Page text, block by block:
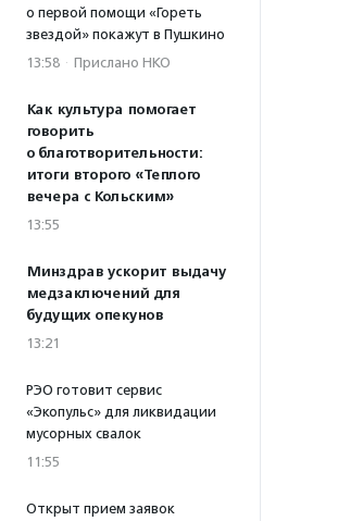
о первой помощи «Гореть
звездой» покажут в Пушкино
13:58 · Прислано НКО
Как культура помогает
говорить
о благотворительности:
итоги второго «Теплого
вечера с Кольским»
13:55
Минздрав ускорит выдачу
медзаключений для
будущих опекунов
13:21
РЭО готовит сервис
«Экопульс» для ликвидации
мусорных свалок
11:55
Открыт прием заявок